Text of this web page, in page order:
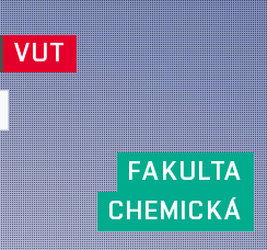
VUT
FAKULTA
CHEMICKÁ